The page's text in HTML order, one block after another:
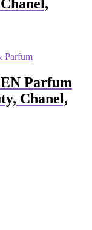
Parfum
Chanel,